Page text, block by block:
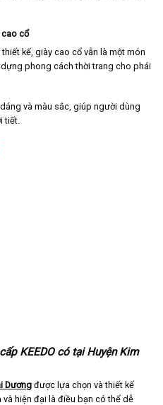
cao cổ
kế, giày cao cổ vẫn là một món
phong cách thời trang cho phái
và màu sắc, giúp người dùng
tiết.
KEEDO có tại Huyện Kim
Dương được lựa chọn và thiết kế
hiện đại là điều bạn có thể dễ